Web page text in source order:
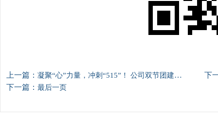
上一篇： 凝聚“心”力量，冲刺“515”！ 公司双节团建燃动金秋
下
下一篇： 最后一页